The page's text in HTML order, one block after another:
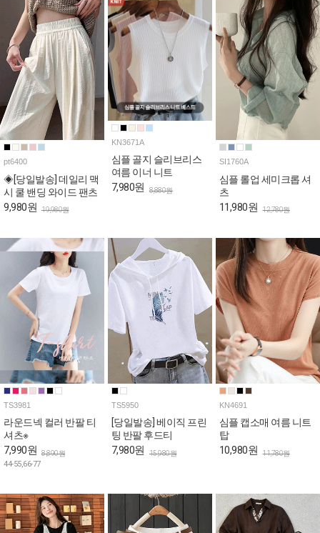
pt6400
◈[당일발송] 데일리 맥
시 쿨 밴딩 와이드 팬츠
9,980원 19,980원
KN3671A
심플 골지 슬리브리스
여름 이너 니트
7,980원 8,880원
SI1760A
심플 롤업 세미크롭 셔
츠
11,980원 12,780원
TS3981
라운드넥 컬러 반팔 티
셔츠※
7,990원 8,890원
44-55,66-77
TS5950
[당일발송] 베이직 프린
팅 반팔 후드티
7,980원 15,980원
KN4691
심플 캡소매 여름 니트
탑
10,980원 11,780원